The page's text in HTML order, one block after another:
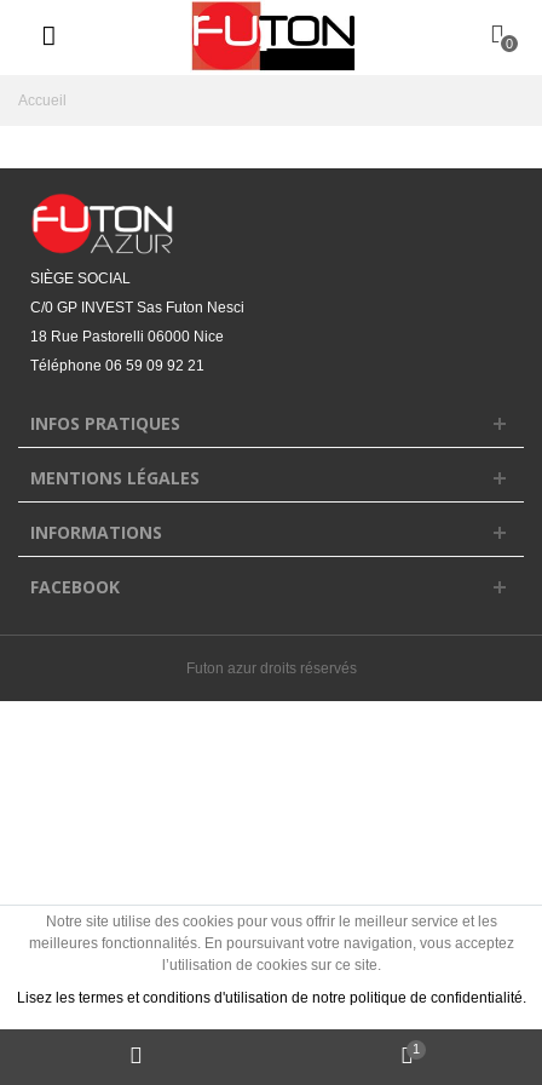
0
Notre site utilise des cookies pour vous offrir le meilleur service et les
meilleures fonctionnalités. En poursuivant votre navigation, vous acceptez
l’utilisation de cookies sur ce site.
Lisez les termes et conditions d'utilisation de notre politique de confidentialité.
Politique des cookies ? J'accepte les Cookies
Accueil
SIÈGE SOCIAL
C/0 GP INVEST Sas Futon Nesci
18 Rue Pastorelli 06000 Nice
Téléphone 06 59 09 92 21‬
INFOS PRATIQUES
MENTIONS LÉGALES
INFORMATIONS
FACEBOOK
Futon azur droits réservés
1